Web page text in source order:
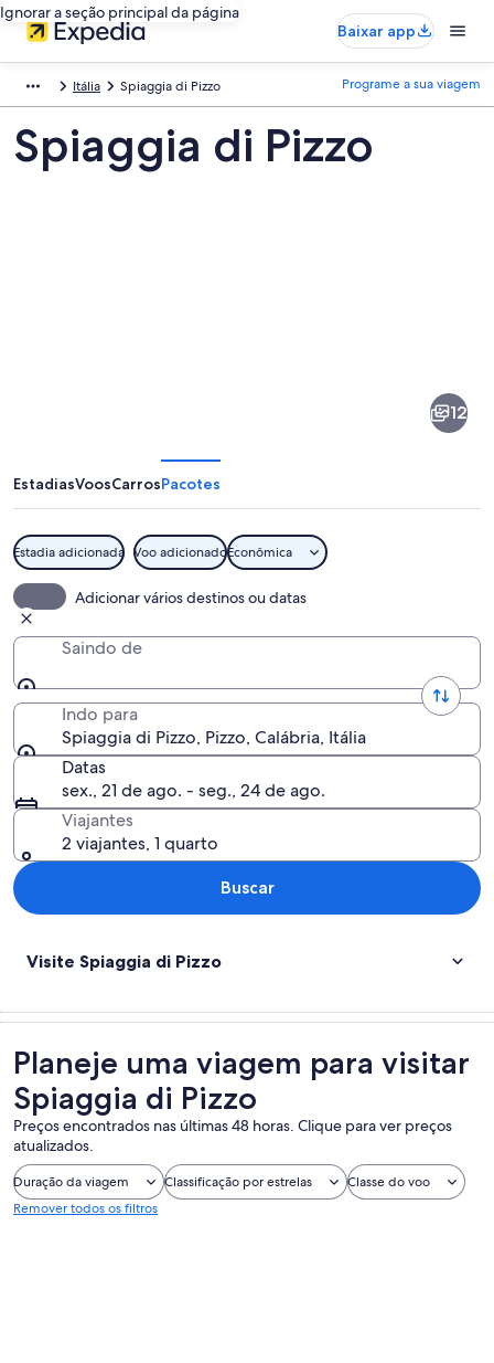
Ignorar a seção principal da página
Baixar app
Itália Spiaggia di Pizzo Programe a sua viagem
Spiaggia di Pizzo
12
EstadiasVoosCarrosPacotes
Estadia adicionada Voo adicionadoEconômica
Adicionar vários destinos ou datas
Saindo de
Indo para
Spiaggia di Pizzo, Pizzo, Calábria, Itália
Datas
sex., 21 de ago. - seg., 24 de ago.
Viajantes
2 viajantes, 1 quarto
Buscar
Visite Spiaggia di Pizzo
Planeje uma viagem para visitar
Spiaggia di Pizzo
Preços encontrados nas últimas 48 horas. Clique para ver preços
atualizados.
Duração da viagem Classificação por estrelas
Classe do voo
Remover todos os filtros